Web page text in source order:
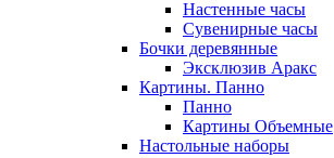
Настенные часы
Сувенирные часы
Бочки деревянные
Эксклюзив Аракс
Картины. Панно
Панно
Картины Объемные
Настольные наборы